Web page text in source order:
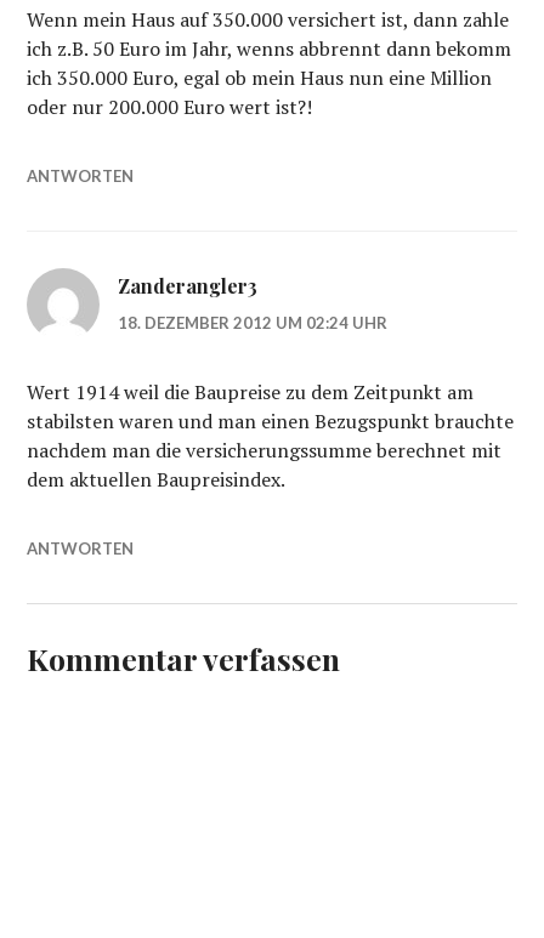
Wenn mein Haus auf 350.000 versichert ist, dann zahle
ich z.B. 50 Euro im Jahr, wenns abbrennt dann bekomm
ich 350.000 Euro, egal ob mein Haus nun eine Million
oder nur 200.000 Euro wert ist?!
ANTWORTEN
Zanderangler3
18. DEZEMBER 2012 UM 02:24 UHR
Wert 1914 weil die Baupreise zu dem Zeitpunkt am
stabilsten waren und man einen Bezugspunkt brauchte
nachdem man die versicherungssumme berechnet mit
dem aktuellen Baupreisindex.
ANTWORTEN
Kommentar verfassen